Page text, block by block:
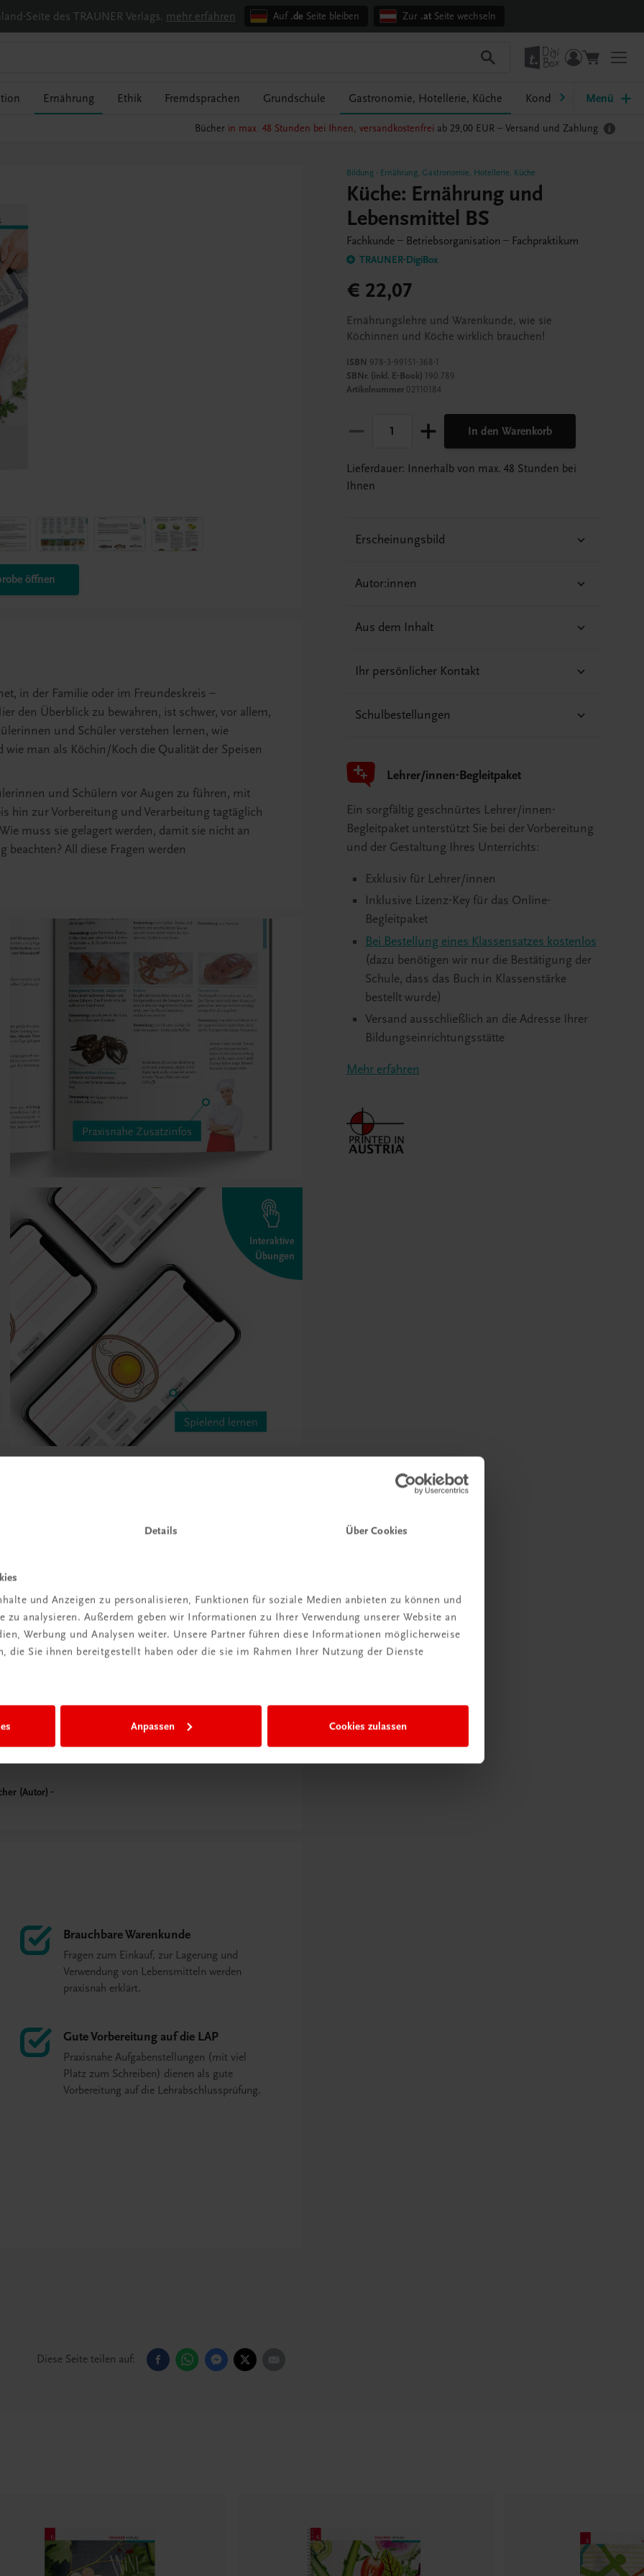
Details Über Cookies
und Anzeigen zu personalisieren, Funktionen für soziale Medien anbieten zu können und
zu analysieren. Außerdem geben wir Informationen zu Ihrer Verwendung unserer Website an
Werbung und Analysen weiter. Unsere Partner führen diese Informationen möglicherweise
die Sie ihnen bereitgestellt haben oder die sie im Rahmen Ihrer Nutzung der Dienste
Anpassen Cookies zulassen
Seite des TRAUNER Verlags. mehr erfahren Auf .de Seite bleiben Zur .atSeite wechseln
Ernährung Ethik Fremdsprachen Grundschule Gastronomie, Hotellerie, Küche Konditorei, Bäckerei
Menü
Bücher in max. 48 Stunden bei Ihnen, versandkostenfrei ab 29,00 EUR – Versand und Zahlung
Bildung- Ernährung, Gastronomie, Hotellerie, Küche
Küche: Ernährung und
Lebensmittel BS
Fachkunde – Betriebsorganisation – Fachpraktikum
TRAUNER-DigiBox
öffnen
€ 22,07
Ernährungslehre und Warenkunde, wie sie
Köchinnen und Köche wirklich brauchen!
ISBN 978-3-99151-368-1
SBNr. (inkl. E-Book) 190.789
Artikelnummer02110184
In den Warenkorb
Lieferdauer: Innerhalb von max. 48 Stunden bei
Ihnen
Erscheinungsbild
Autor:innen
Aus dem Inhalt
Ihr persönlicher Kontakt
Schulbestellungen
Lehrer/innen-Begleitpaket
Ein sorgfältig geschnürtes Lehrer/innen-
Begleitpaket unterstützt Sie bei der Vorbereitung
und der Gestaltung Ihres Unterrichts:
Exklusiv für Lehrer/innen
Inklusive Lizenz-Key für das Online-
Begleitpaket
Bei Bestellung eines Klassensatzes kostenlos
(dazu benötigen wir nur die Bestätigung der
Schule, dass das Buch in Klassenstärke
bestellt wurde)
Versand ausschließlich an die Adresse Ihrer
Bildungseinrichtungsstätte
Mehr erfahren
in der Familie oder im Freundeskreis –
den Überblick zu bewahren, ist schwer, vor allem,
und Schüler verstehen lernen, wie
man als Köchin/Koch die Qualität der Speisen
und Schülern vor Augen zu führen, mit
hin zur Vorbereitung und Verarbeitung tagtäglich
muss sie gelagert werden, damit sie nicht an
All diese Fragen werden
Interaktive
Übungen
vor allem deshalb für mich pure
dabei spielen die verwendeten
und das daraus resultierende
her? Wie gehe ich damit um
in den Händen halten und damit
(Autor)
Brauchbare Warenkunde
Fragen zum Einkauf, zur Lagerung und
Verwendung von Lebensmitteln werden
praxisnah erklärt.
Gute Vorbereitung auf die LAP
Praxisnahe Aufgabenstellungen (mit viel
Platz zum Schreiben) dienen als gute
Vorbereitung auf die Lehrabschlussprüfung.
Diese Seite teilen auf: